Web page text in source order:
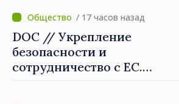
которые будут их
защищать»
/ 17 часов назад
DOC // Укрепление
безопасности и
сотрудничество с ЕС.